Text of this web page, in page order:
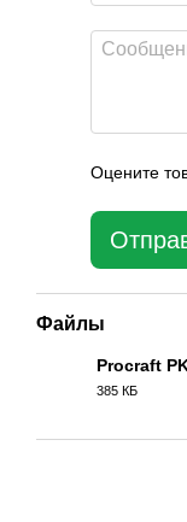
Оцените
Файлы
Procraft
385 КБ